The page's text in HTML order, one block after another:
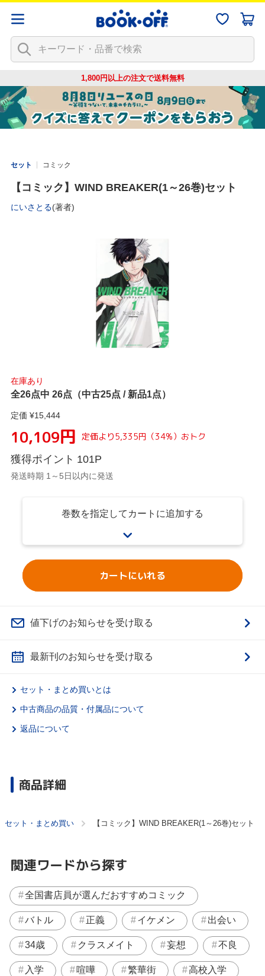
1,800円以上の注文で送料無料
セット コミック
【コミック】WIND BREAKER(1～26巻)セット
にいさとる(著者)
在庫あり
全26点中 26点（中古25点 / 新品1点）
定価 ¥15,444
10,109円 定価より5,335円 （34%） おトク
獲得ポイント 101P
発送時期 1～5日以内に発送
巻数を指定してカートに追加する
カートにいれる
値下げのお知らせを受け取る
最新刊のお知らせを受け取る
セット・まとめ買いとは
中古商品の品質・付属品について
返品について
商品詳細
セット・まとめ買い 【コミック】WIND BREAKER(1～26巻)セット
関連ワードから探す
全国書店員が選んだおすすめコミック
バトル 正義 イケメン 出会い
34歳 クラスメイト 妄想 不良
入学 喧嘩 繁華街 高校入学